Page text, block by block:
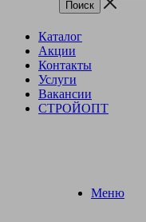
Каталог
Акции
Контакты
Услуги
Вакансии
СТРОЙОПТ
Меню